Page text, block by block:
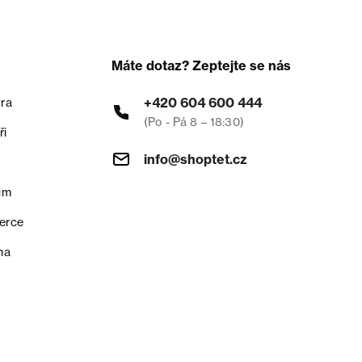
Máte dotaz? Zeptejte se nás
+420 604 600 444
(Po - Pá 8 – 18:30)
info@shoptet.cz